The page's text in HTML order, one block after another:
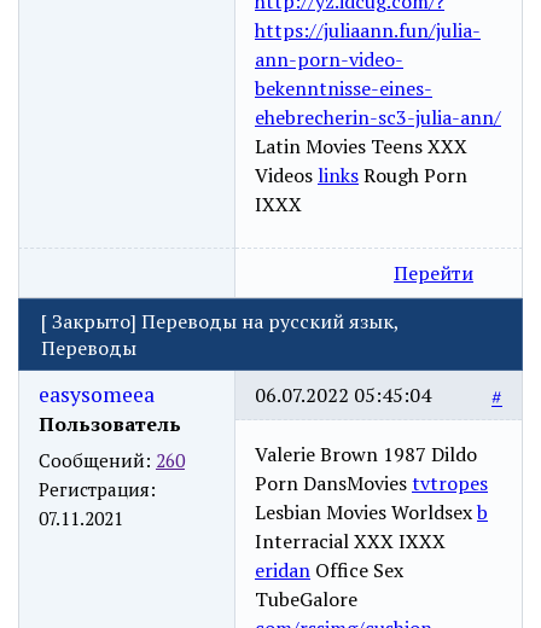
https://juliaann.fun/julia-
ann-porn-video-
bekenntnisse-eines-
ehebrecherin-sc3-julia-ann/
Latin Movies Teens XXX
VideoslinksRough Porn
IXXX
Перейти
[Закрыто] Переводы на русский язык,
Переводы
easysomeea
Пользователь
Сообщений: 260
Регистрация:
07.11.2021
#
06.07.2022 05:45:04
Valerie Brown 1987 Dildo
Porn DansMoviestvtropes
Lesbian Movies Worldsexb
Interracial XXX IXXX
eridan Office Sex
TubeGalore